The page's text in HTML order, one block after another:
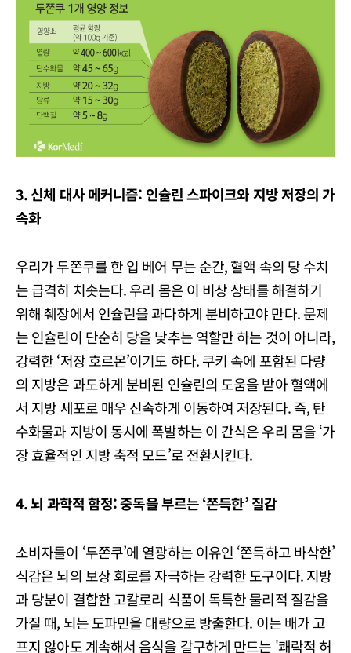
3. 신체 대사 메커니즘: 인슐린 스파이크와 지방 저장의 가
속화
우리가 두쫀쿠를 한 입 베어 무는 순간, 혈액 속의 당 수치
는 급격히 치솟는다. 우리 몸은 이 비상 상태를 해결하기
위해 췌장에서 인슐린을 과다하게 분비하고야 만다. 문제
는 인슐린이 단순히 당을 낮추는 역할만 하는 것이 아니라,
강력한 ‘저장 호르몬’이기도 하다. 쿠키 속에 포함된 다량
의 지방은 과도하게 분비된 인슐린의 도움을 받아 혈액에
서 지방 세포로 매우 신속하게 이동하여 저장된다. 즉, 탄
수화물과 지방이 동시에 폭발하는 이 간식은 우리 몸을 ‘가
장 효율적인 지방 축적 모드’로 전환시킨다.
4. 뇌 과학적 함정: 중독을 부르는 ‘쫀득한’ 질감
소비자들이 ‘두쫀쿠’에 열광하는 이유인 ‘쫀득하고 바삭한’
식감은 뇌의 보상 회로를 자극하는 강력한 도구이다. 지방
과 당분이 결합한 고칼로리 식품이 독특한 물리적 질감을
가질 때, 뇌는 도파민을 대량으로 방출한다. 이는 배가 고
프지 않아도 계속해서 음식을 갈구하게 만드는 '쾌락적 허